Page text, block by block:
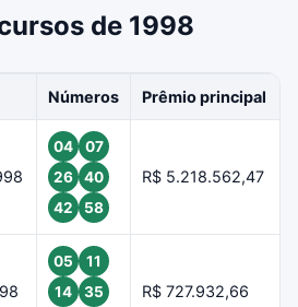
de 1998
Números Prêmio principal
04
07
26
40
42
58
R$ 5.218.562,47
05
11
14
35
R$ 727.932,66